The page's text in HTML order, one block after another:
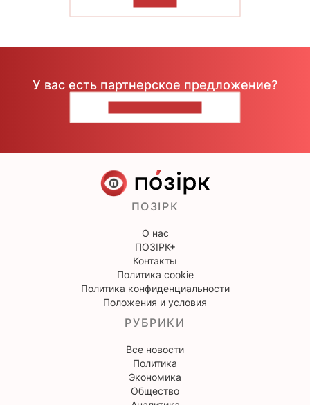
У вас есть партнерское предложение?
ПОЗІРК
О нас
ПОЗІРК+
Контакты
Политика cookie
Политика конфиденциальности
Положения и условия
РУБРИКИ
Все новости
Политика
Экономика
Общество